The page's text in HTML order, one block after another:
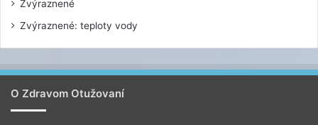
Zvýraznené
Zvýraznené: teploty vody
O Zdravom Otužovaní